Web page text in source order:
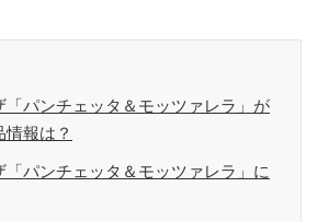
「パンチェッタ＆モッツァレラ」が
報は？
「パンチェッタ＆モッツァレラ」に